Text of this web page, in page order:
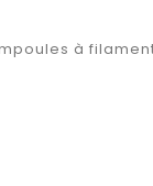
à